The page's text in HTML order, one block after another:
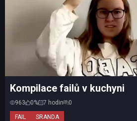
FAIL SRANDA
Kompilace failů v kuchyni
963 0% 7 hodin 0